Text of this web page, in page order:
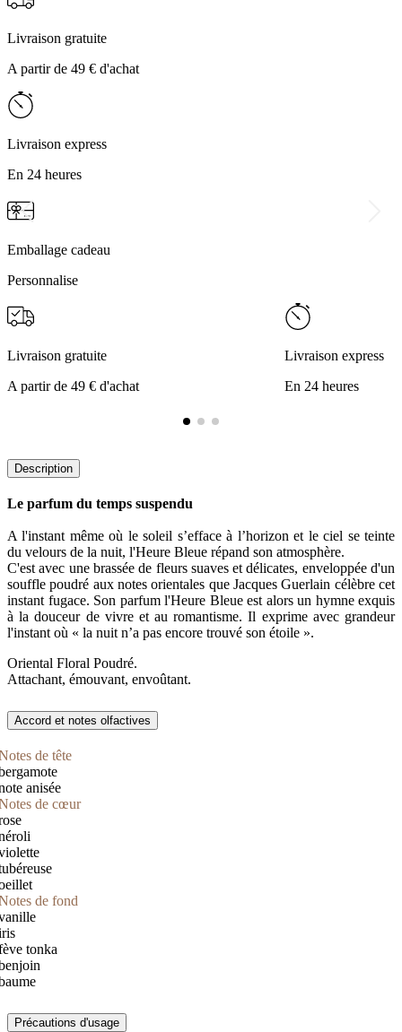
Livraison gratuite
A partir de 49 € d'achat
Livraison express
En 24 heures
Emballage cadeau
Personnalise
Livraison gratuite
A partir de 49 € d'achat
Livraison express
En 24 heures
Description
Le parfum du temps suspendu
A l'instant même où le soleil s’efface à l’horizon et le ciel se teinte
du velours de la nuit, l'Heure Bleue répand son atmosphère.
C'est avec une brassée de fleurs suaves et délicates, enveloppée d'un
souffle poudré aux notes orientales que Jacques Guerlain célèbre cet
instant fugace. Son parfum l'Heure Bleue est alors un hymne exquis
à la douceur de vivre et au romantisme. Il exprime avec grandeur
l'instant où « la nuit n’a pas encore trouvé son étoile ».
Oriental Floral Poudré.
Attachant, émouvant, envoûtant.
Accord et notes olfactives
de tête
anisée
de cœur
de fond
tonka
Précautions d'usage